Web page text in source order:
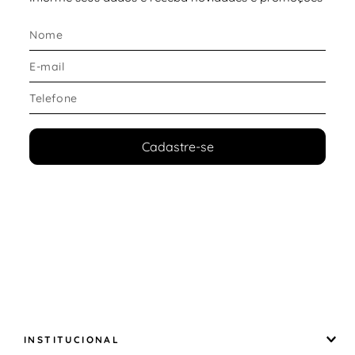
Sensação de liberdade em treinos e provas
Entressola Lightstrike com retorno de
energia
A entressola conta com a tecnologiaLightstrike, em
uma formulação mais macia desenvolvida
Destaques da entressola:Cadastre-se
INSTITUCIONAL